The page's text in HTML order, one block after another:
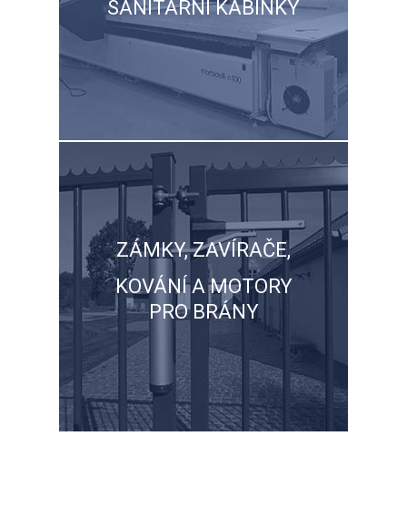
SANITÁRNÍ KABINKY
ZÁMKY, ZAVÍRAČE,
KOVÁNÍ A MOTORY
PRO BRÁNY